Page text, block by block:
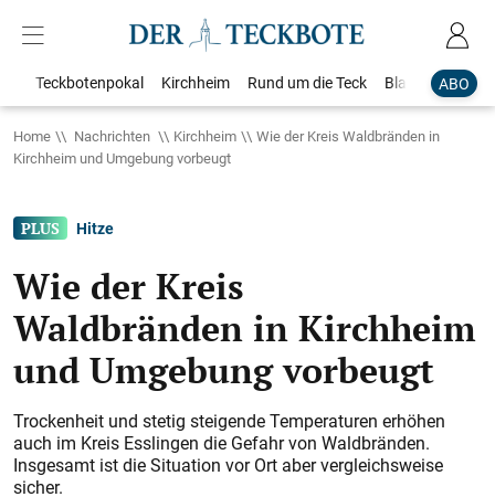
ABO
Teckbotenpokal Kirchheim Rund um die Teck Blaulicht
Home Nachrichten Kirchheim
Wie der Kreis Waldbränden in
Kirchheim und Umgebung vorbeugt
Hitze
Wie der Kreis
Waldbränden in Kirchheim
und Umgebung vorbeugt
Trockenheit und stetig steigende Temperaturen erhöhen
auch im Kreis Esslingen die Gefahr von Waldbränden.
Insgesamt ist die Situation vor Ort aber vergleichsweise
sicher.